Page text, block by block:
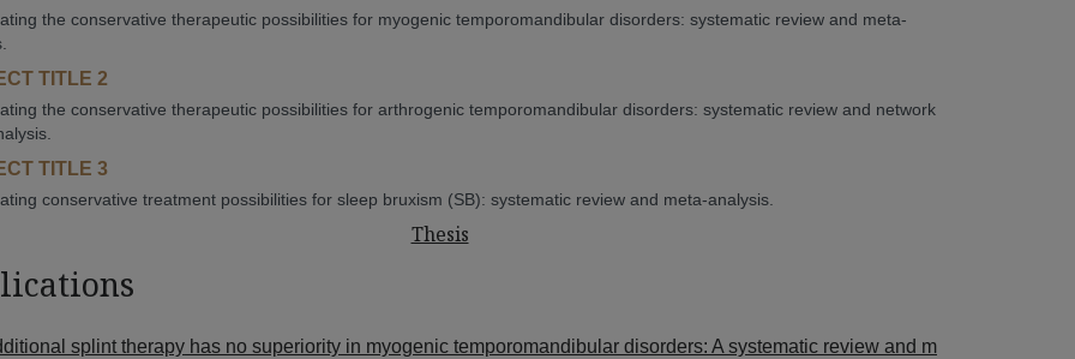
the conservative therapeutic possibilities for myogenic temporomandibular disorders: systematic review and meta-
TITLE 2
the conservative therapeutic possibilities for arthrogenic temporomandibular disorders: systematic review and network
TITLE 3
conservative treatment possibilities for sleep bruxism (SB): systematic review and meta-analysis.
Thesis
splint therapy has no superiority in myogenic temporomandibular disorders: A systematic review and m